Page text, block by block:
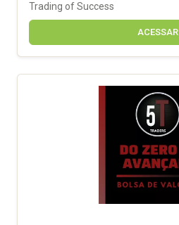
Trading of Success
ACESSAR